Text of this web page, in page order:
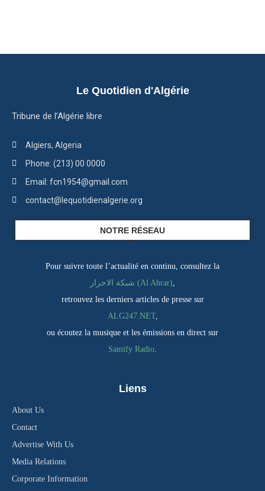
Le Quotidien d'Algérie
Tribune de l’Algérie libre
Algiers, Algeria
Phone: (213) 00 0000
Email: fcn1954@gmail.com
contact@lequotidienalgerie.org
NOTRE RÉSEAU
Pour suivre toute l’actualité en continu, consultez la
شبكة الاحرار (Al Ahrar),
retrouvez les derniers articles de presse sur
ALG247.NET,
ou écoutez la musique et les émissions en direct sur
Samify Radio.
Liens
About Us
Contact
Advertise With Us
Media Relations
Corporate Information